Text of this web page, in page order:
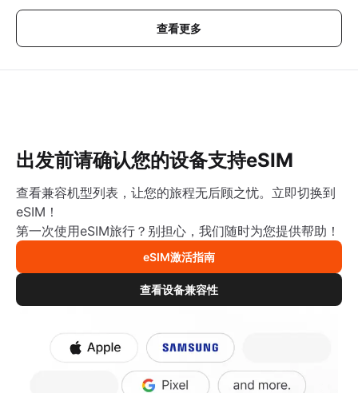
查看更多
出发前请确认您的设备支持eSIM
查看兼容机型列表，让您的旅程无后顾之忧。立即切换到
eSIM！
第一次使用eSIM旅行？别担心，我们随时为您提供帮助！
eSIM激活指南
查看设备兼容性